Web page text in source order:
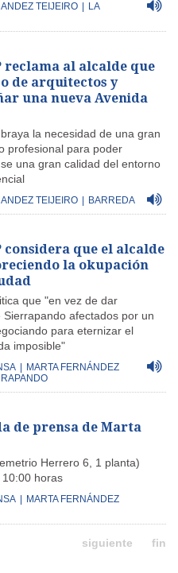
TEIJEIRO
LA
reclama al alcalde que
de arquitectos y
una nueva Avenida
la necesidad de una gran
profesional para poder
una gran calidad del entorno
TEIJEIRO BARREDA
considera que el alcalde
la okupación
que "en vez de dar
afectados por un
para eternizar el
imposible"
MARTA FERNÁNDEZ
de prensa de Marta
Herrero 6, 1 planta)
horas
MARTA FERNÁNDEZ
siguiente fin